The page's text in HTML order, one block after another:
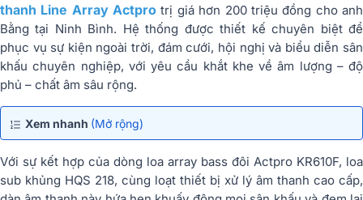
thanh Line Array Actpro trị giá hơn 200 triệu đồng cho anh
Bằng tại Ninh Bình. Hệ thống được thiết kế chuyên biệt để
phục vụ sự kiện ngoài trời, đám cưới, hội nghị và biểu diễn sân
khấu chuyên nghiệp, với yêu cầu khắt khe về âm lượng – độ
phủ – chất âm sâu rộng.
Xem nhanh (Mở rộng)
Với sự kết hợp của dòng loa array bass đôi Actpro KR610F, loa
sub khủng HQS 218, cùng loạt thiết bị xử lý âm thanh cao cấp,